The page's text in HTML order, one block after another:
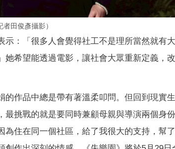
田俊彥攝影）
：「很多人會覺得社工不是理所當然就有
希望能透過電影，讓社會大眾重新定義，
作品中總是帶有著溫柔叩問。但回到現實
挑戰的就是要同時兼顧母親與導演兩個身
為住在同一個社區，給了我很大的支持，幫